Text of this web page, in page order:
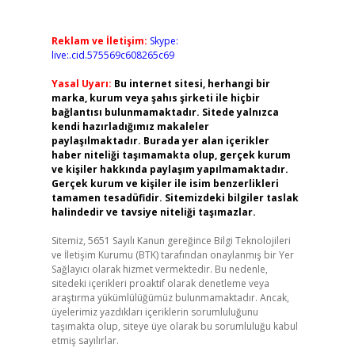
Reklam ve İletişim: Skype:
live:.cid.575569c608265c69
Yasal Uyarı: Bu internet sitesi, herhangi bir
marka, kurum veya şahıs şirketi ile hiçbir
bağlantısı bulunmamaktadır. Sitede yalnızca
kendi hazırladığımız makaleler
paylaşılmaktadır. Burada yer alan içerikler
haber niteliği taşımamakta olup, gerçek kurum
ve kişiler hakkında paylaşım yapılmamaktadır.
Gerçek kurum ve kişiler ile isim benzerlikleri
tamamen tesadüfidir. Sitemizdeki bilgiler taslak
halindedir ve tavsiye niteliği taşımazlar.
Sitemiz, 5651 Sayılı Kanun gereğince Bilgi Teknolojileri
ve İletişim Kurumu (BTK) tarafından onaylanmış bir Yer
Sağlayıcı olarak hizmet vermektedir. Bu nedenle,
sitedeki içerikleri proaktif olarak denetleme veya
araştırma yükümlülüğümüz bulunmamaktadır. Ancak,
üyelerimiz yazdıkları içeriklerin sorumluluğunu
taşımakta olup, siteye üye olarak bu sorumluluğu kabul
etmiş sayılırlar.